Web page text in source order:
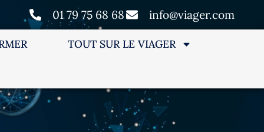
01 79 75 68 68 info@viager.com
TOUT SUR LE VIAGER